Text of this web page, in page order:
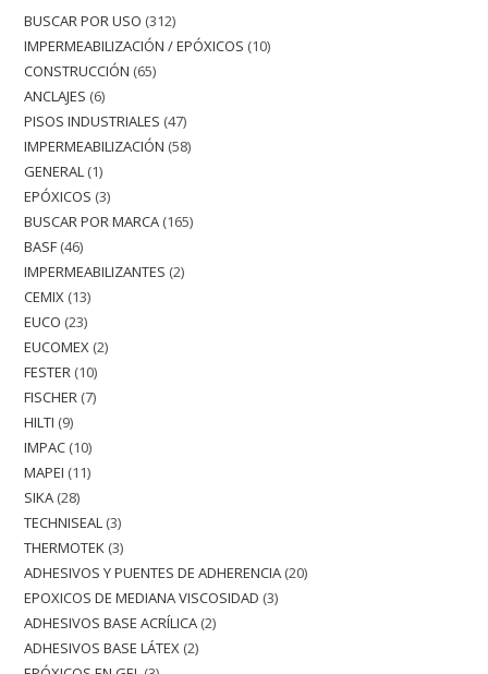
BUSCAR POR USO 312
IMPERMEABILIZACIÓN / EPÓXICOS 10
CONSTRUCCIÓN 65
ANCLAJES 6
PISOS INDUSTRIALES 47
IMPERMEABILIZACIÓN 58
GENERAL 1
EPÓXICOS 3
BUSCAR POR MARCA 165
BASF 46
IMPERMEABILIZANTES 2
CEMIX 13
EUCO 23
EUCOMEX 2
FESTER 10
FISCHER 7
HILTI 9
IMPAC 10
MAPEI 11
SIKA 28
TECHNISEAL 3
THERMOTEK 3
ADHESIVOS Y PUENTES DE ADHERENCIA 20
EPOXICOS DE MEDIANA VISCOSIDAD 3
ADHESIVOS BASE ACRÍLICA 2
ADHESIVOS BASE LÁTEX 2